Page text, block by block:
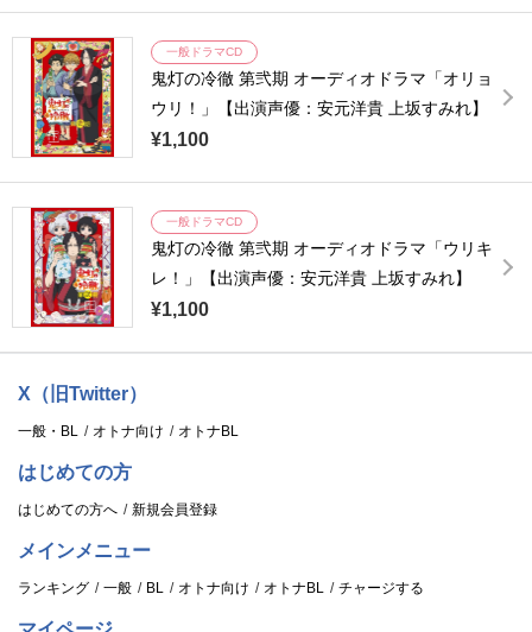
一般ドラマCD
鬼灯の冷徹 第弐期 オーディオドラマ「オリョ
ウリ！」【出演声優：安元洋貴 上坂すみれ】
¥1,100
一般ドラマCD
鬼灯の冷徹 第弐期 オーディオドラマ「ウリキ
レ！」【出演声優：安元洋貴 上坂すみれ】
¥1,100
X（旧Twitter）
一般・BL オトナ向け オトナBL
はじめての方
はじめての方へ 新規会員登録
メインメニュー
ランキング 一般 BL オトナ向け オトナBL チャージする